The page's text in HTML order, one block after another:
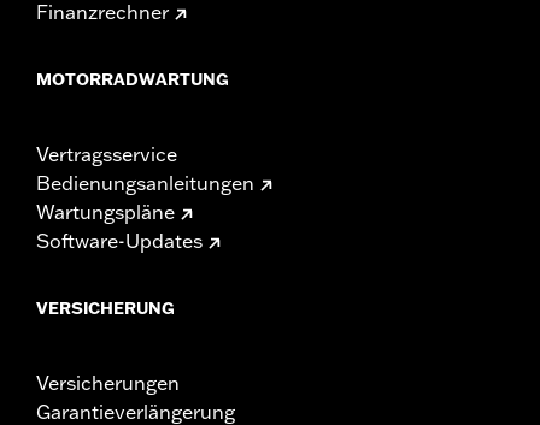
Finanzrechner
MOTORRADWARTUNG
Vertragsservice
Bedienungsanleitungen
Wartungspläne
Software-Updates
VERSICHERUNG
Versicherungen
Garantieverlängerung